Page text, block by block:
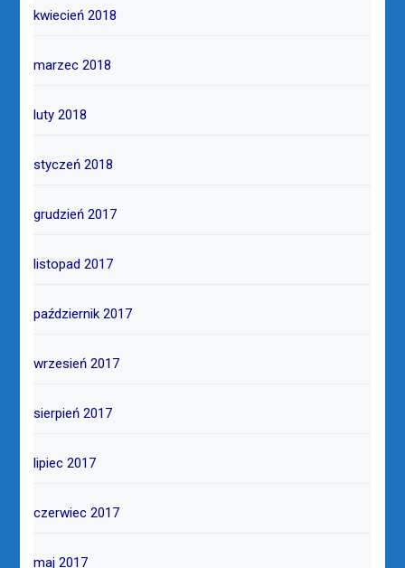
kwiecień 2018
marzec 2018
luty 2018
styczeń 2018
grudzień 2017
listopad 2017
październik 2017
wrzesień 2017
sierpień 2017
lipiec 2017
czerwiec 2017
maj 2017